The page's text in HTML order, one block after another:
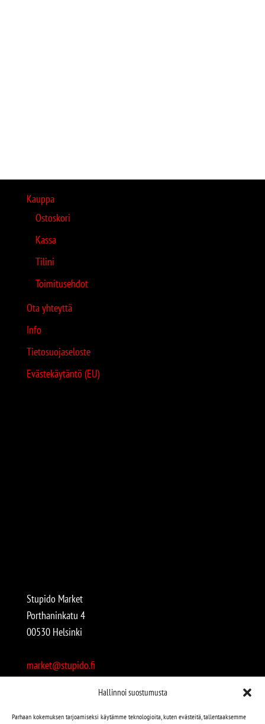
Hallinnoi suostumusta
Parhaan kokemuksen tarjoamiseksi käytämme teknologioita, kuten evästeitä, tallentaaksemme
Kauppa
Ostoskori
Kassa
Tilini
Toimitusehdot
Ota yhteyttä
Info
Tietosuojaseloste
Evästekäytäntö (EU)
Stupido Market
Porthaninkatu 4
00530 Helsinki
market@stupido.fi
Avoinna: